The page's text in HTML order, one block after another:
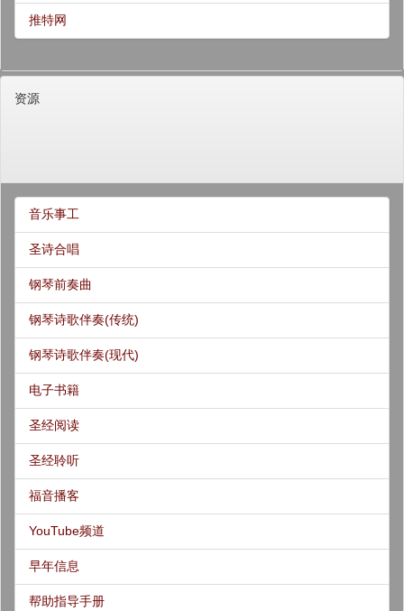
推特网
资源
音乐事工
圣诗合唱
钢琴前奏曲
钢琴诗歌伴奏(传统)
钢琴诗歌伴奏(现代)
电子书籍
圣经阅读
圣经聆听
福音播客
YouTube频道
早年信息
帮助指导手册